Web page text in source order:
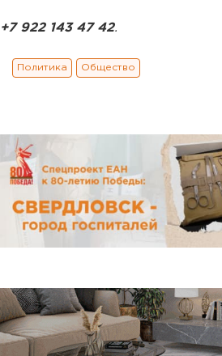
+7 922 143 47 42.
Политика Общество